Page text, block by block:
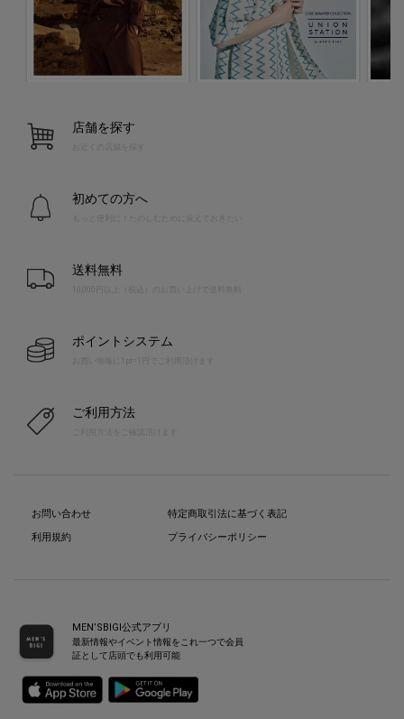
店舗を探す
お近くの店舗を探す
初めての方へ
送料無料
10,000円以上（税込）のお買い上げで送料無料
ポイントシステム
お買い物毎に1pt=1円でご利用頂けます
ご利用方法
お問い合わせ
利用規約
特定商取引法に基づく表記
プライバシーポリシー
MEN’SBIGI公式アプリ
最新情報やイベント情報をこれ一つで会員
証として店頭でも利用可能